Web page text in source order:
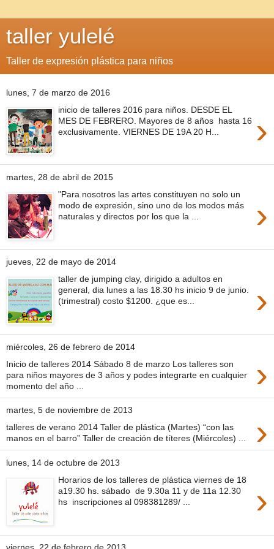
taller yulelé
Taller de expresión plástica para niños
lunes, 7 de marzo de 2016
›
inicio de talleres 2016 para niños. DESDE EL
MES DE FEBRERO. Mayores de 8 años hasta 16
exclusivamente. VIERNES DE 19A 20 H...
martes, 28 de abril de 2015
›
"Para nosotros las artes constituyen no solo un
modo de expresión, sino uno de los modos más
naturales y directos por los que la ...
jueves, 22 de mayo de 2014
›
taller de jumping clay, dirigido a adultos en
general, dia lunes a las 18.30 hs inicio 9 de junio.
(trimestral) costo $1200. ¿que es...
miércoles, 26 de febrero de 2014
›
Inicio de talleres 2014 Sábado 8 de marzo Los talleres son
para niños mayores de 3 años y podes integrarte en cualquier
momento del año ...
martes, 5 de noviembre de 2013
›
talleres de verano 2014 Taller de plástica (Martes) “con las
manos en el barro” Taller de creación de títeres (Miércoles) ...
lunes, 14 de octubre de 2013
›
Horarios de los talleres de plástica viernes de 18
a19.30 hs. sábado de 9.30a 11 y de 11a 12.30
hs inscripciones al 098381289/ ...